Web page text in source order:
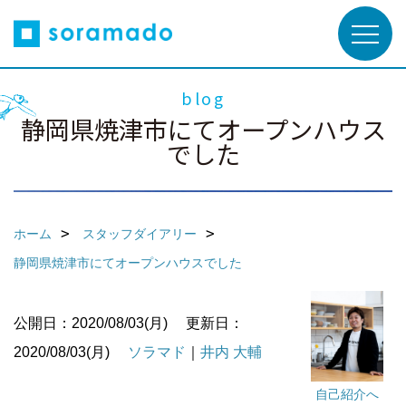
blog
静岡県焼津市にてオープンハウス
でした
ホーム
スタッフダイアリー
静岡県焼津市にてオープンハウスでした
自己紹介へ
公開日：2020/08/03(月)
更新日：
2020/08/03(月)
ソラマド 井内 大輔